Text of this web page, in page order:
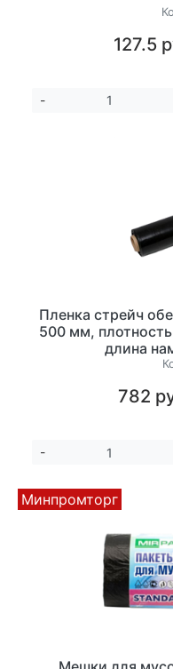
127.5
-
Пленка стрейч
500 мм,
длина
782
-
Минпромторг